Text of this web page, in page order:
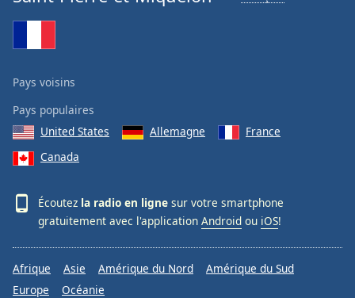
Pays voisins
Pays populaires
United States
Allemagne
France
Canada
Écoutez la radio en ligne sur votre smartphone
gratuitement avec l'application Android ou iOS!
Afrique Asie Amérique du Nord
Amérique du Sud
Europe
Océanie